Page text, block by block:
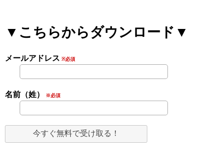
▼こちらからダウンロード▼
メールアドレス ※必須
名前（姓） ※必須